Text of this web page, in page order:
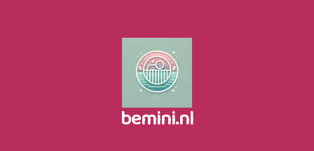
bemini.nl